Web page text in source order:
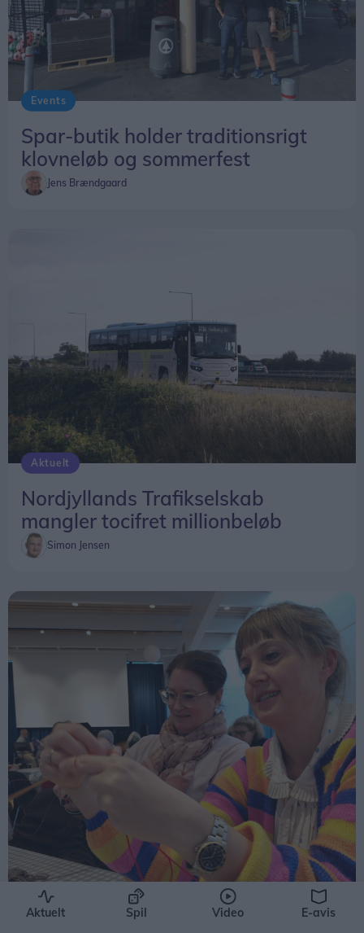
Events
Spar-butik holder traditionsrigt
klovneløb og sommerfest
Jens Brændgaard
Aktuelt
Nordjyllands Trafikselskab
mangler tocifret millionbeløb
Simon Jensen
Events
Aktuelt Spil Video E-avis